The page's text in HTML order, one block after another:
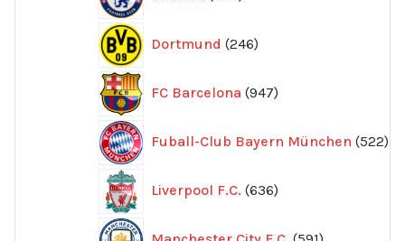
produkter
Dortmund 246
produkter
FC Barcelona 947
produkter
Fuball-Club Bayern München 522
Liverpool F.C. 636
produkter